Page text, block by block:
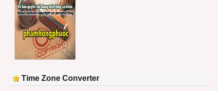
Time Zone Converter